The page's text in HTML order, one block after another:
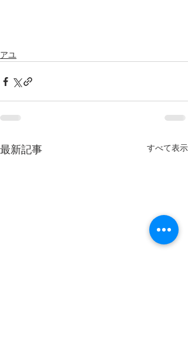
アユ
最新記事 すべて表示